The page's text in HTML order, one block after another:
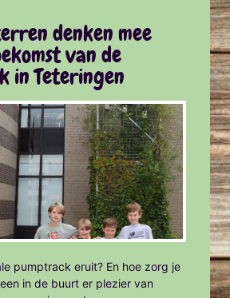
denken mee
van de
in Teteringen
pumptrack eruit? En hoe zorg je
in de buurt er plezier van